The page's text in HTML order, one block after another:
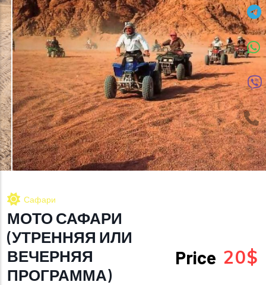
Сафари
МОТО САФАРИ
(УТРЕННЯЯ ИЛИ
ВЕЧЕРНЯЯ
ПРОГРАММА)
Price 20$